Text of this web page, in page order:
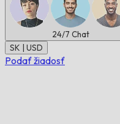
24/7 Chat
SK | USD
Podať žiadosť